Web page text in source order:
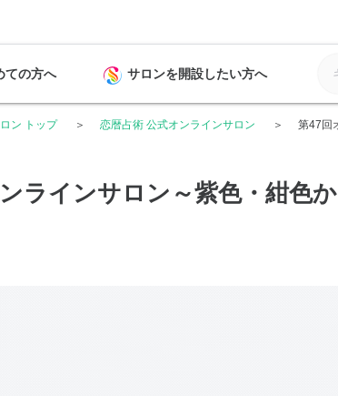
ての方へ サロンを開設したい方へ
ン トップ 恋暦占術 公式オンラインサロン 第47回
ラインサロン～紫色・紺色